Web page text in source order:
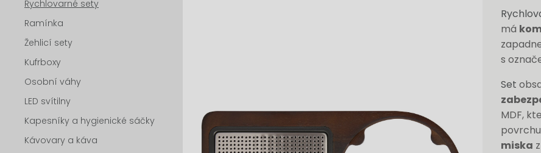
Rychlovarné sety
Ramínka
Žehlicí sety
Kufrboxy
Osobní váhy
LED svítilny
Kapesníky a hygienické sáčky
Kávovary a káva
má
s
Set
MDF,
miska